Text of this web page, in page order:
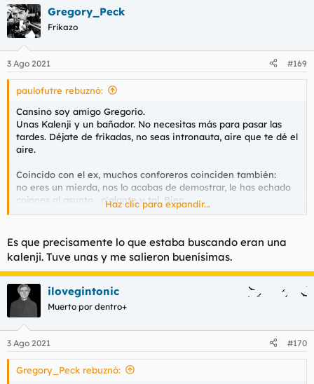
c
c
i
e
s
Gregory_Peck
Frikazo
3 Ago 2021 #169
paulofutre rebuznó:
Cansino soy amigo Gregorio.
Unas Kalenji y un bañador. No necesitas más para pasar las
tardes. Déjate de frikadas, no seas intronauta, aire que te dé el
aire.
Coincido con el ex, muchos conforeros coinciden también:
no eres un mierda, nos lo acabas de demostrar, le has echado
cojones al asunto , p'alante y tal. Bien.
Haz clic para expandir...
Es que precisamente lo que estaba buscando eran una
kalenji. Tuve unas y me salieron buenísimas.
ilovegintonic
Muerto por dentro+
3 Ago 2021 #170
Gregory_Peck rebuznó: